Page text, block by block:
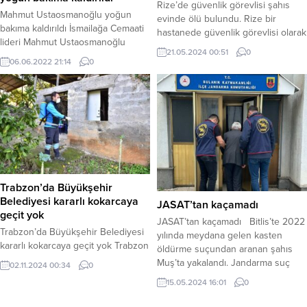
Mahmut Ustaosmanoğlu yoğun
bakıma kaldırıldı İsmailağa Cemaati
lideri Mahmut Ustaosmanoğlu
yoğun bakımda tedaviye alındı.
İsmailağa cemaati lideri 93
yaşındaki Mahmut
Ustaosmanoğlu’nun hastaneye
kaldırıldığı öğrenildi.
Ustaosmanoğlu’nun yoğun
bakımda olduğu belirtiliyor.
Cemaatin sosyal medya
hesaplarından yapılan açıklamada
Hazretlerimiz enfeksiyona bağlı
rahatsızlanması sebebiyle
hastanede müşahede altına
alınmıştır. Şeyhimizin tez zamanda...
06.06.2022 21:14 0
Rize’de güvenlik görevlisi şahıs
evinde ölü bulundu. Rize bir
hastanede güvenlik görevlisi olarak
çalışan kişi, evinde ölü bulundu.
Edinilen bilgiye göre, Recep Tayyip
Erdoğan Üniversitesi (RTEÜ) Eğitim
ve Araştırma Hastanesi’nde
güvenlik personeli olarak çalışan
Fatih Zere’den haber alamayan
yakınları Portakallık mahallesinde
yalnız yaşadığı evine gitti. Çilingir
yardımıyla eve giren yakınları,...
21.05.2024 00:51 0
Trabzon’da Büyükşehir
Belediyesi kararlı kokarcaya
geçit yok
Trabzon’da Büyükşehir Belediyesi
kararlı kokarcaya geçit yok Trabzon
Büyükşehir Belediyesi, kahverengi
kokarca böceği ile mücadele
02.11.2024 00:34 0
JASAT’tan kaçamadı
JASAT’tan kaçamadı Bitlis’te 2022
yılında meydana gelen kasten
öldürme suçundan aranan şahıs
Muş’ta yakalandı. Jandarma suç
araştırma timi ekipleri kasten
öldürme suçundan hakkında 37 yıl
15.05.2024 16:01 0